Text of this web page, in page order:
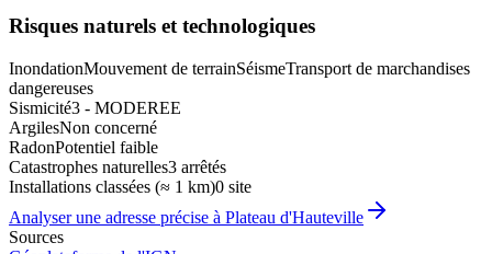
Risques naturels et technologiques
InondationMouvement de terrainSéismeTransport de marchandises
dangereuses
Sismicité3 - MODEREE
ArgilesNon concerné
RadonPotentiel faible
Catastrophes naturelles3 arrêtés
Installations classées (≈ 1 km)0 site
Analyser une adresse précise à Plateau d'Hauteville
Sources